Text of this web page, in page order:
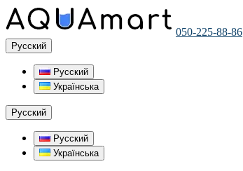
050-225-88-86
Русский
Русский
Українська
Русский
Русский
Українська